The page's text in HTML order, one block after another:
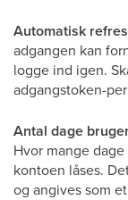
Automatisk
adgangen kan
logge ind igen.
adgangstoken-
Antal dage
Hvor mange
kontoen låses.
og angives som